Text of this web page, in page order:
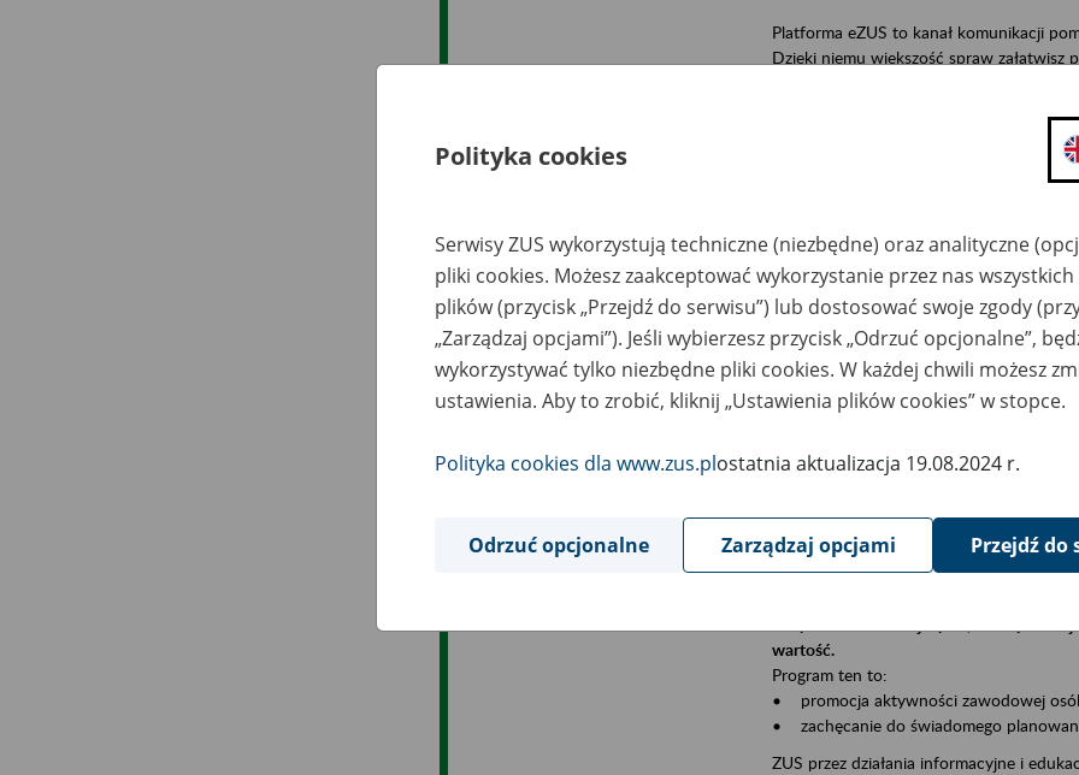
Platforma eZUS to kanał komunikacji
Dzięki niemu większość spraw załatwisz
Jeśli jesteś osoba ubezpieczoną (np.
• możesz sprawdzić swoje dane na
Jeśli jesteś płatnikiem składek (np.
• możesz skorzystać z aplikacji
ubezpieczeń, wypełnisz i przekażesz
ZUS;
• możesz złożyć wniosek o wydanie
• masz dostęp do zwolnień lekarskich
Jeśli jesteś świadczeniobiorcą:
• masz dostęp m.in. do formularza PIT
do formularza PIT 40A, czyli rocznego
• możesz zarezerwować wizytę;
• możesz też złożyć wniosek o zmianę
Aktywni 50+ to inicjatywa, która
wartość.
Program ten to:
• promocja aktywności zawodowej
• zachęcanie do świadomego
ZUS przez działania informacyjne i
Polityka cookies
Serwisy ZUS wykorzystują techniczne (niezbędne) oraz analityczne
pliki cookies. Możesz zaakceptować wykorzystanie przez nas
plików (przycisk „Przejdź do serwisu”) lub dostosować swoje zgody
„Zarządzaj opcjami”). Jeśli wybierzesz przycisk „Odrzuć opcjonalne”,
wykorzystywać tylko niezbędne pliki cookies. W każdej chwili możesz
ustawienia. Aby to zrobić, kliknij „Ustawienia plików cookies” w stopce.
Polityka cookies dla www.zus.plostatnia aktualizacja 19.08.2024 r.
Odrzuć opcjonalne Zarządzaj opcjami Przejdź do